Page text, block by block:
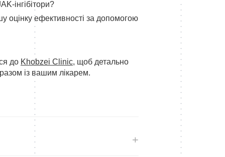
інгібітори?
оцінку ефективності за допомогою
до Khobzei Clinic, щоб детально
із вашим лікарем.
+